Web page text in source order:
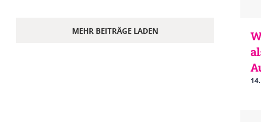
MEHR BEITRÄGE LADEN